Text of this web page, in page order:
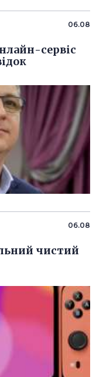
06.08
сервіс
06.08
чистий